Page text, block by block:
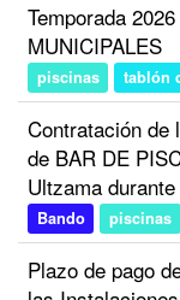
Temporada
MUNICIPALES
piscinas tablón
Contratación
de BAR DE
Ultzama
Bando piscinas
Plazo de pago